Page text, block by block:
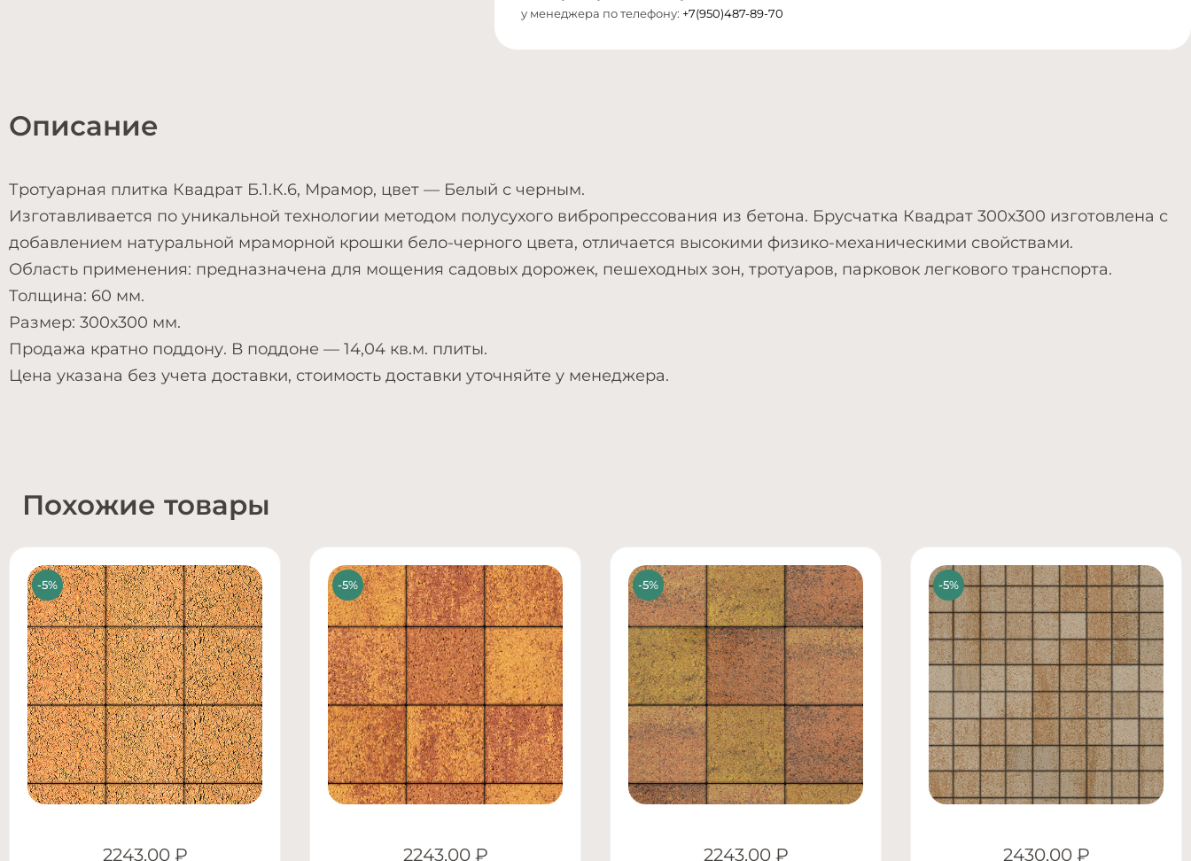
у менеджера по телефону: +7(950)487-89-70
Описание
Тротуарная плитка Квадрат Б.1.К.6, Мрамор, цвет — Белый с черным.
Изготавливается по уникальной технологии методом полусухого вибропрессования из бетона. Брусчатка Квадрат 300х300 изготовлена с
добавлением натуральной мраморной крошки бело-черного цвета, отличается высокими физико-механическими свойствами.
Область применения: предназначена для мощения садовых дорожек, пешеходных зон, тротуаров, парковок легкового транспорта.
Толщина: 60 мм.
Размер: 300х300 мм.
Продажа кратно поддону. В поддоне — 14,04 кв.м. плиты.
Цена указана без учета доставки, стоимость доставки уточняйте у менеджера.
Похожие товары
2243,00 ₽ 2243,00 ₽ 2243,00 ₽ 2430,00 ₽